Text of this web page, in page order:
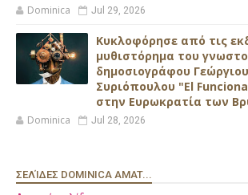
Dominica Jul 29, 2026
Κυκλοφόρησε από τις
μυθιστόρημα του
δημοσιογράφου
Συριόπουλου "El
στην Ευρωκρατία των
Dominica Jul 28, 2026
ΣΕΛΊΔΕΣ DOMINICA AMAT...